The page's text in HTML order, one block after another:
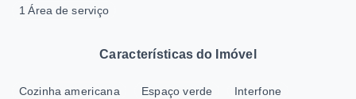
1 Área de serviço
Características do Imóvel
Cozinha americana Espaço verde Interfone